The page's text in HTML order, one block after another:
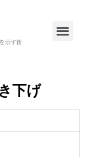
示す街
下げ